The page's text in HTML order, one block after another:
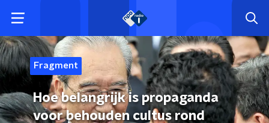
Fragment
Hoe belangrijk is propaganda
voor behouden cultus rond